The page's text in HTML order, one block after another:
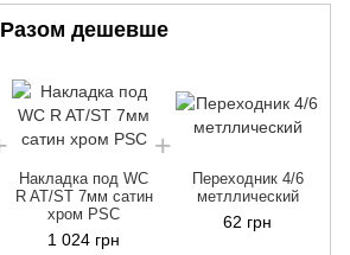
Разом дешевше
Накладка под WC
R AT/ST 7мм сатин
хром PSC
1 024 грн
Переходник 4/6
метллический
62 грн